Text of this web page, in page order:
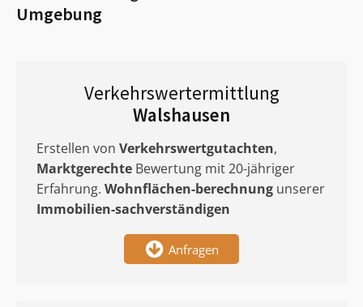
Umgebung
Verkehrswertermittlung
Walshausen
Erstellen von Verkehrswertgutachten,
Marktgerechte Bewertung mit 20-jähriger
Erfahrung. Wohnflächen-berechnung unserer
Immobilien-sachverständigen
Anfragen